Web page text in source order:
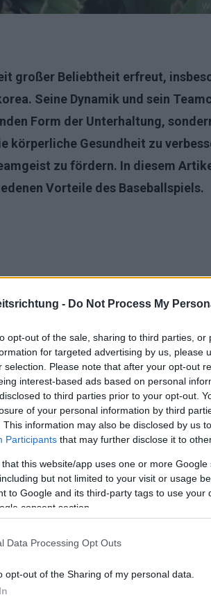
- Do Not Process My
opt-out of the sale, sharing to third parties,
for targeted advertising by us, please
selection. Please note that after your opt-out
interest-based ads based on personal
to third parties prior to your opt-out.
of your personal information by third
This information may also be disclosed by us
Participants that may further disclose it to
that this website/app uses one or more
but not limited to your visit or usage
to Google and its third-party tags to use your
consent section.
Data Processing Opt Outs
opt-out of the Sharing of my personal data.
großer Beliebtheit erfreut,
Seine Dynamik und sein
Form der Unterhaltung,
körperliche Gesundheit zu
zu fördern. In diesem
Vorteile des Baseballspiels.